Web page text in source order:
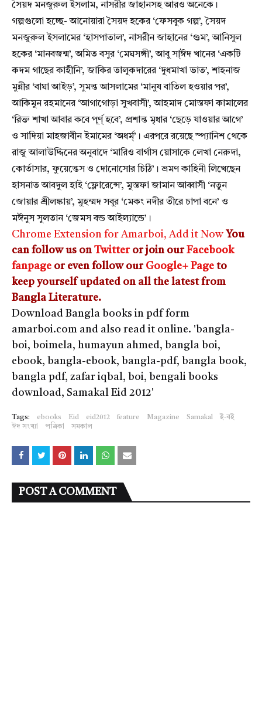
সৈয়দ মনজুরুল ইসলাম, নাসরীর জাহানসহ আরও অনেকে।
গল্পগুলো হচ্ছে- আনোয়ারা সৈয়দ হকের ‘ফেসবুক গল্প’, সৈয়দ
মনজুরুল ইসলামের ‘হাসপাতাল’, নাসরীন জাহানের ‘গুম’, আনিসুল
হকের ‘মানবজন্ম’, অমিত বসুর ‘মেঘসঙ্গী’, আবু সা্ঈদ খানের ‘একটি
কদম গাছের কাহীনি’, জাকির তালুকদারের ‘দুধমাখা ভাত’, শাহনাজ
মুন্নীর ‘বাঘা আইড়’, সুমন্ত আসলামের ‘মানুষ বাতিল হওয়ার পর’,
আকিমুন রহমানের ‘আগাগোড়া সুখবাসী’, আহমাদ মোস্তফা কামালের
‘রিক্ত শাখা আবার কবে পূর্ণ্ হবে’, প্রশান্ত মৃধার ‘ছেড়ে যাওয়ার আগে’
ও সাদিয়া মাহজাবীন ইমামের ‘অধর্ম্’। এরপরে রয়েছে স্প্যানিশ থেকে
রাজু আলাউদ্দিনের অনুবাদে ‘মারিও বার্গাস য়োসাকে লেখা নেরুদা,
কোর্তাসার, ফুয়েন্তেস ও দোনোসোর চিঠি’। ভ্রমণ কাহিনী লিখেছেন
হাসনাত আবদুল হাই ‘ফ্লোরেন্সে’, মুস্তফা জামান আব্বাসী ‘নতুন
জোয়ার শ্রীলঙ্কায়’, মুহম্মদ সবুর ‘মেকং নদীর তীরে চাপা বনে’ ও
মঈনুস সুলতান ‘জেমস বন্ড আইল্যান্ডে’।
Chrome Extension for Amarboi, Add it Now You
can follow us on Twitteror join ourFacebook
fanpage or even follow our Google+ Page to
keep yourself updated on all the latest from
Bangla Literature.
Download Bangla books in pdf form
amarboi.com and also read it online. 'bangla-
boi, boimela, humayun ahmed, bangla boi,
ebook, bangla-ebook, bangla-pdf, bangla book,
bangla pdf, zafar iqbal, boi, bengali books
download, Samakal Eid 2012'
Tags: ebooks Eid eid2012 feature Magazine Samakal
ই-বই
ঈদ সংখ্যা
পত্রিকা সমকাল
POST A COMMENT